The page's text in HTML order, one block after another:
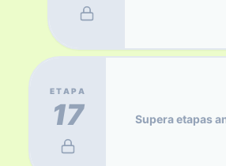
ETAPA
17 Supera etapas